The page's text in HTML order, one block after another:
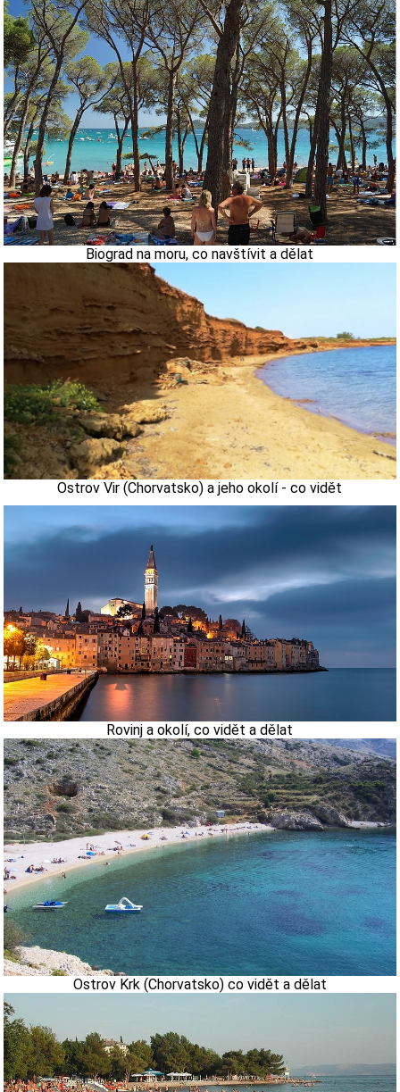
Biograd na moru, co navštívit a dělat
Ostrov Vir (Chorvatsko) a jeho okolí - co vidět
Rovinj a okolí, co vidět a dělat
Ostrov Krk (Chorvatsko) co vidět a dělat